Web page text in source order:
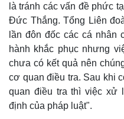
là tránh các vấn đề phức
Đức Thắng. Tổng Liên
lần đôn đốc các cá nhân
hành khắc phục nhưng
chưa có kết quả nên
cơ quan điều tra. Sau khi
quan điều tra thì việc xử
định của pháp luật".